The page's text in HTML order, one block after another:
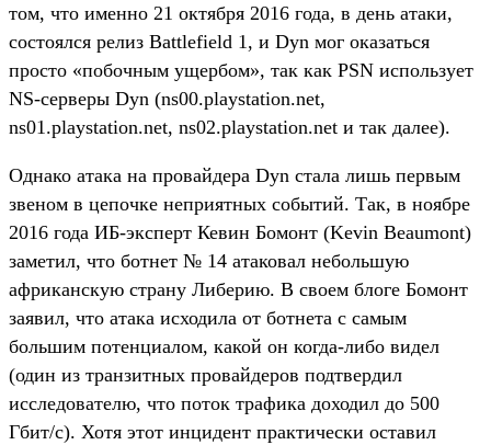
том, что именно 21 октября 2016 года, в день атаки,
состоялся релиз Battlefield 1, и Dyn мог оказаться
просто «побочным ущербом», так как PSN использует
NS-серверы Dyn (ns00.playstation.net,
ns01.playstation.net, ns02.playstation.net и так далее).
Однако атака на провайдера Dyn стала лишь первым
звеном в цепочке неприятных событий. Так, в ноябре
2016 года ИБ-эксперт Кевин Бомонт (Kevin Beaumont)
заметил, что ботнет № 14 атаковал небольшую
африканскую страну Либерию. В своем блоге Бомонт
заявил, что атака исходила от ботнета с самым
большим потенциалом, какой он когда-либо видел
(один из транзитных провайдеров подтвердил
исследователю, что поток трафика доходил до 500
Гбит/с). Хотя этот инцидент практически оставил